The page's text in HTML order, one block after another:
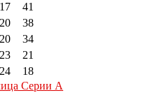
17
41
20
38
20
34
23
21
24
18
Серии А